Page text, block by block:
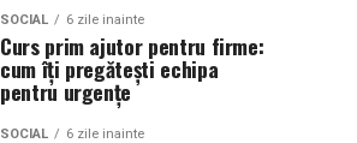
SOCIAL 6 zile inainte
Curs prim ajutor pentru firme:
cum îți pregătești echipa
pentru urgențe
SOCIAL 6 zile inainte